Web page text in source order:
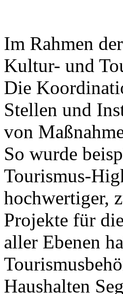
Im Rahmen
Kultur- und
Die
Stellen und
von
So wurde
Tourismus-
hochwertiger,
Projekte für
aller Ebenen
Haushalten